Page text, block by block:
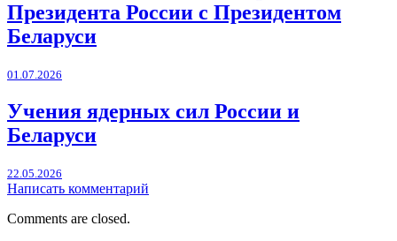
Президента России с Президентом
Беларуси
01.07.2026
Учения ядерных сил России и
Беларуси
22.05.2026
Написать комментарий
Comments are closed.